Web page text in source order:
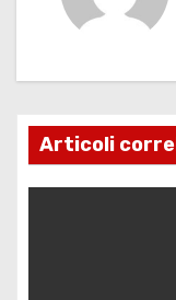
z
i
o
Articoli